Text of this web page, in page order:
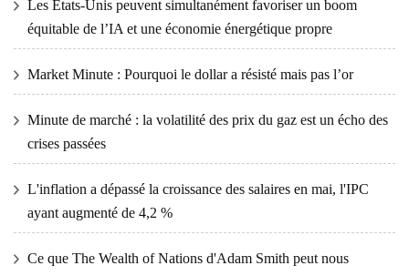
Les États-Unis peuvent simultanément favoriser un boom
équitable de l’IA et une économie énergétique propre
Market Minute : Pourquoi le dollar a résisté mais pas l’or
Minute de marché : la volatilité des prix du gaz est un écho des
crises passées
L'inflation a dépassé la croissance des salaires en mai, l'IPC
ayant augmenté de 4,2 %
Ce que The Wealth of Nations d'Adam Smith peut nous